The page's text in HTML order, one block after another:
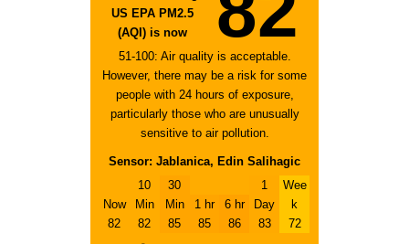
US EPA PM2.5
(AQI) is now
51-100: Air quality is acceptable.
However, there may be a risk for some
people with 24 hours of exposure,
particularly those who are unusually
sensitive to air pollution.
Sensor: Jablanica, Edin Salihagic
Now
82
10
Min
82
30
Min
85
1 hr
85
6 hr
86
1
Day
83
Wee
k
72